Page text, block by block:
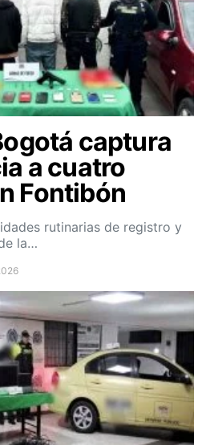
captura
a cuatro
Fontibón
rutinarias de registro y
la…